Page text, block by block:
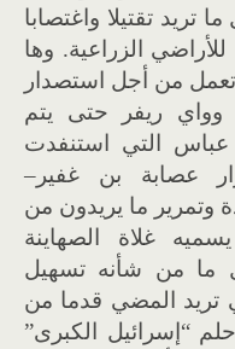
تريد تقتيلا واغتصابا
الزراعية. وها
تعمل من أجل استصدار
وواي ريفر حتى يتم
التي استنفدت
عصابة بن غفير –
وتمرير ما ير يدون من
غلاة الصهاينة
ما من شأنه تسهيل
تريد المضي قدما من
حلم“ إسرائيل الكبرى”